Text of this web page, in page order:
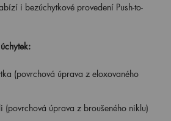
i bezúchytkové provedení Push-to-
(povrchová úprava z eloxovaného
(povrchová úprava z broušeného niklu)